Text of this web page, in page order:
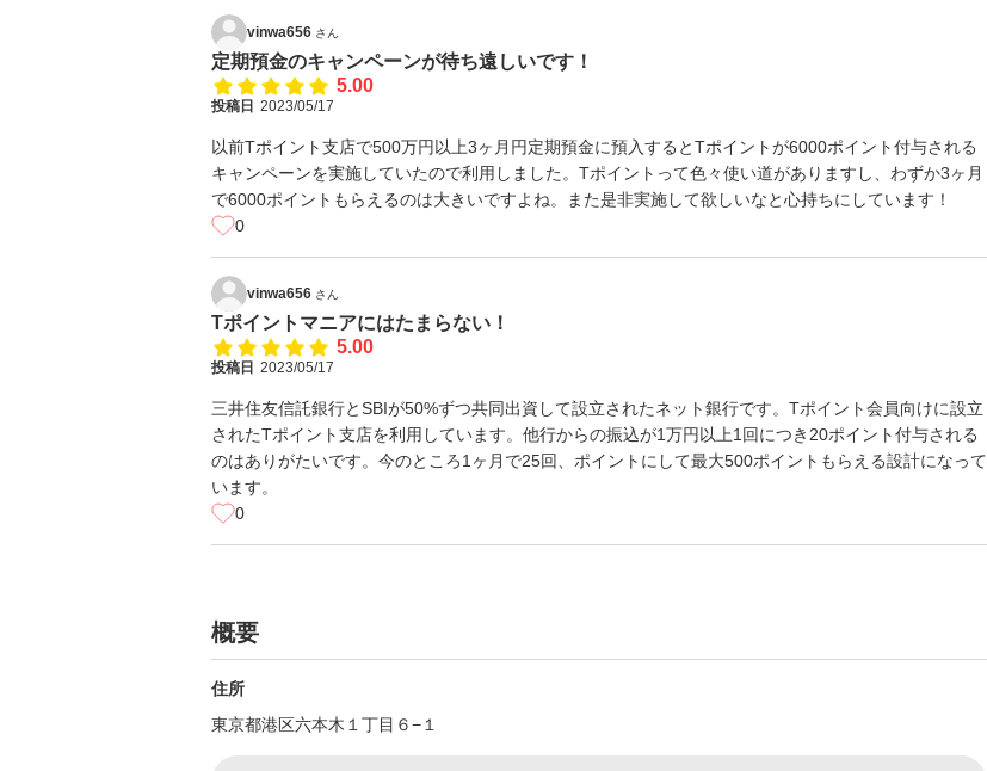
vinwa656 さん
定期預金のキャンペーンが待ち遠しいです！
5.00
投稿日 2023/05/17
以前Tポイント支店で500万円以上3ヶ月円定期預金に預入するとTポイントが6000ポイント付与される
キャンペーンを実施していたので利用しました。Tポイントって色々使い道がありますし、わずか3ヶ月
で6000ポイントもらえるのは大きいですよね。また是非実施して欲しいなと心持ちにしています！
0
vinwa656 さん
Tポイントマニアにはたまらない！
5.00
投稿日 2023/05/17
三井住友信託銀行とSBIが50%ずつ共同出資して設立されたネット銀行です。Tポイント会員向けに設立
されたTポイント支店を利用しています。他行からの振込が1万円以上1回につき20ポイント付与される
のはありがたいです。今のところ1ヶ月で25回、ポイントにして最大500ポイントもらえる設計になって
います。
0
概要
住所
東京都港区六本木１丁目６−１